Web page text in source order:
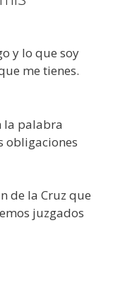
y lo que soy
me tienes.
la palabra
obligaciones
de la Cruz que
juzgados